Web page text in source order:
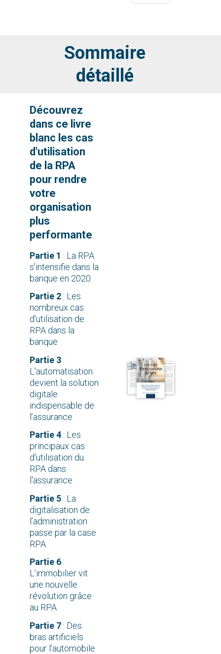
Sommaire
détaillé
Découvrez
dans ce livre
blanc les cas
d'utilisation
de la RPA
pour rendre
votre
organisation
plus
performante
Partie 1 : La RPA
s’intensifie dans la
banque en 2020
Partie 2 : Les
nombreux cas
d’utilisation de
RPA dans la
banque
Partie 3 :
L'automatisation
devient la solution
digitale
indispensable de
l’assurance
Partie 4 : Les
principaux cas
d'utilisation du
RPA dans
l'assurance
Partie 5 : La
digitalisation de
l’administration
passe par la case
RPA
Partie 6 :
L’immobilier vit
une nouvelle
révolution grâce
au RPA
Partie 7 : Des
bras artificiels
pour l’automobile